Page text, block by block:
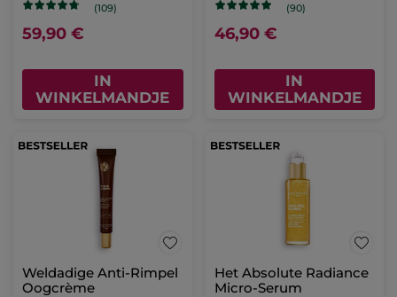
(109)
59,90 €
IN
WINKELMANDJE
(90)
46,90 €
IN
WINKELMANDJE
Weldadige Anti-Rimpel
Oogcrème
Het Absolute Radiance
Micro-Serum